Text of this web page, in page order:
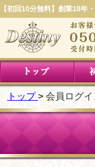
【初回10分無料】創業18年
トップ 会員ログイ